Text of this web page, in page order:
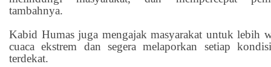
tambahnya.
Kabid Humas juga mengajak masyarakat untuk lebih
cuaca ekstrem dan segera melaporkan setiap
terdekat.